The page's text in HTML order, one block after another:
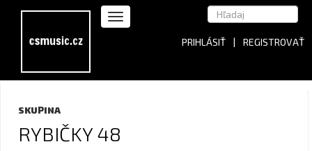
PRIHLÁSIŤ | REGISTROVAŤ
SKUPINA
RYBIČKY 48